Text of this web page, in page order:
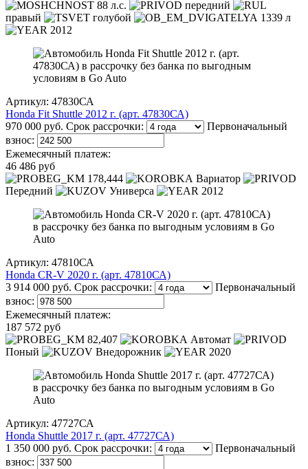
88 л.с.
передний
правый
голубой
1339 л
2012
Артикул: 47830СА
Honda Fit Shuttle 2012 г. (арт. 47830СА)
970 000 руб. Срок рассрочки:
Первоначальный
взнос:
Ежемесячный платеж:
46 486 руб
178,444
Вариатор
Передний
Универса 2012
Артикул: 47810СА
Honda CR-V 2020 г. (арт. 47810СА)
3 914 000 руб. Срок рассрочки:
Первоначальный
взнос:
Ежемесячный платеж:
187 572 руб
82,407
Автомат
Поный
Внедорожник 2020
Артикул: 47727СА
Honda Shuttle 2017 г. (арт. 47727СА)
1 350 000 руб. Срок рассрочки:
Первоначальный
взнос: